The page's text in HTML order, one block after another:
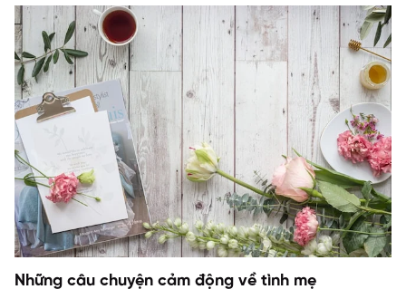
Những câu chuyện cảm động về tình mẹ